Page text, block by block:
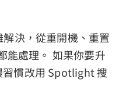
決，從重開機、重置
能處理。 如果你要升
習慣改用 Spotlight 搜